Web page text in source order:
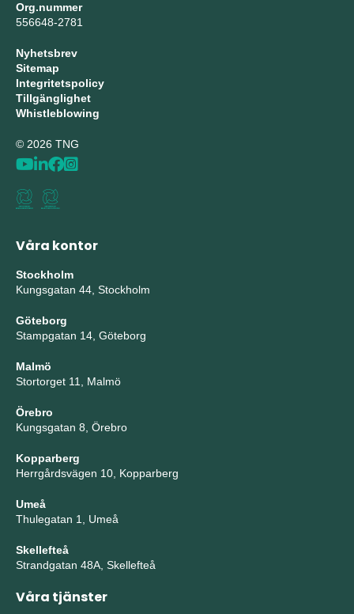
Org.nummer
556648-2781
Nyhetsbrev
Sitemap
Integritetspolicy
Tillgänglighet
Whistleblowing
© 2026 TNG
Våra kontor
Stockholm
Kungsgatan 44, Stockholm
Göteborg
Stampgatan 14, Göteborg
Malmö
Stortorget 11, Malmö
Örebro
Kungsgatan 8, Örebro
Kopparberg
Herrgårdsvägen 10, Kopparberg
Umeå
Thulegatan 1, Umeå
Skellefteå
Strandgatan 48A, Skellefteå
Våra tjänster